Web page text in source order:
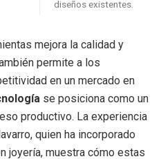
diseños existentes.
mejora la calidad y
permite a los
en un mercado en
se posiciona como un
productivo. La experiencia
quien ha incorporado
joyería, muestra cómo estas